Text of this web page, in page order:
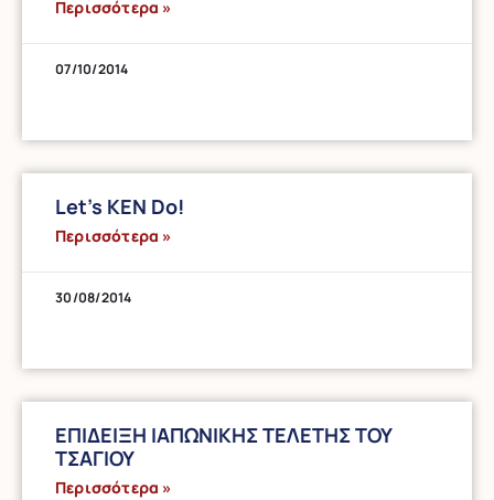
Περισσότερα »
07/10/2014
Let’s KEN Do!
Περισσότερα »
30/08/2014
ΕΠΙΔΕΙΞΗ ΙΑΠΩΝΙΚΗΣ ΤΕΛΕΤΗΣ ΤΟΥ
ΤΣΑΓΙΟΥ
Περισσότερα »